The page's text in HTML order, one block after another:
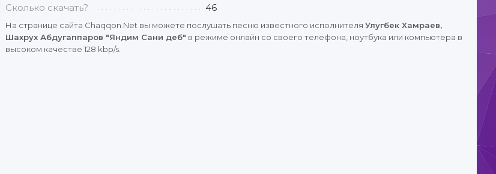
Сколько скачать? 46
На странице сайта Chaqqon.Net вы можете послушать песню известного исполнителя Улугбек Хамраев,
Шахрух Абдугаппаров "Яндим Сани деб" в режиме онлайн со своего телефона, ноутбука или компьютера в
высоком качестве 128 kbp/s.